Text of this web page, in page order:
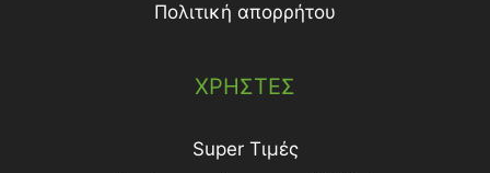
Πολιτική απορρήτου
ΧΡΗΣΤΕΣ
Super Τιμές